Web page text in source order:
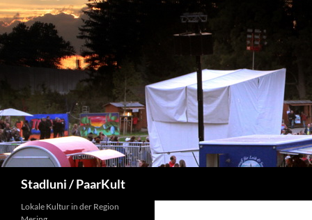
Stadluni / PaarKult
Lokale Kultur in der Region